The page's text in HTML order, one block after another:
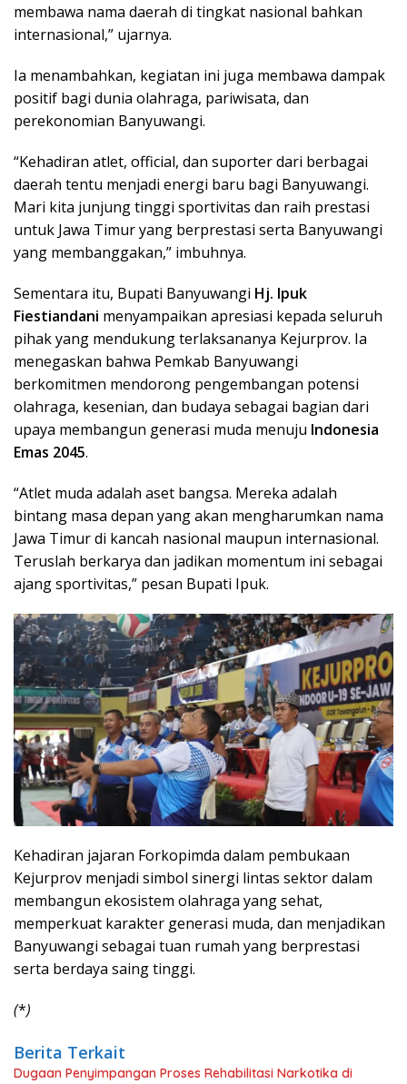
membawa nama daerah di tingkat nasional bahkan
internasional,” ujarnya.
Ia menambahkan, kegiatan ini juga membawa dampak
positif bagi dunia olahraga, pariwisata, dan
perekonomian Banyuwangi.
“Kehadiran atlet, official, dan suporter dari berbagai
daerah tentu menjadi energi baru bagi Banyuwangi.
Mari kita junjung tinggi sportivitas dan raih prestasi
untuk Jawa Timur yang berprestasi serta Banyuwangi
yang membanggakan,” imbuhnya.
Sementara itu, Bupati Banyuwangi Hj. Ipuk
Fiestiandani menyampaikan apresiasi kepada seluruh
pihak yang mendukung terlaksananya Kejurprov. Ia
menegaskan bahwa Pemkab Banyuwangi
berkomitmen mendorong pengembangan potensi
olahraga, kesenian, dan budaya sebagai bagian dari
upaya membangun generasi muda menuju Indonesia
Emas 2045.
“Atlet muda adalah aset bangsa. Mereka adalah
bintang masa depan yang akan mengharumkan nama
Jawa Timur di kancah nasional maupun internasional.
Teruslah berkarya dan jadikan momentum ini sebagai
ajang sportivitas,” pesan Bupati Ipuk.
Kehadiran jajaran Forkopimda dalam pembukaan
Kejurprov menjadi simbol sinergi lintas sektor dalam
membangun ekosistem olahraga yang sehat,
memperkuat karakter generasi muda, dan menjadikan
Banyuwangi sebagai tuan rumah yang berprestasi
serta berdaya saing tinggi.
(*)
Berita Terkait
Dugaan Penyimpangan Proses Rehabilitasi Narkotika di